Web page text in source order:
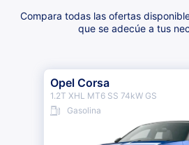
Compara todas las ofertas
que se adecúe a tus
Opel Corsa
1.2T XHL MT6 SS 74kW GS
Gasolina